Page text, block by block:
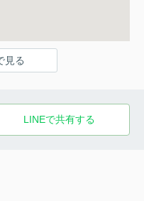
見る
LINEで共有する